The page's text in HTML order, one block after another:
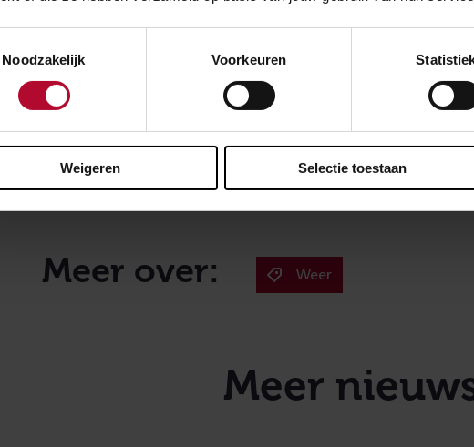
Noodzakelijk
Voorkeuren
Weigeren Selectie toestaan
Sinds 2012 bereiden NS en ProRail zich samen voor op winters
verbeterprogramma Seizoensvoorbereidingen. Duidelijke
en fysieke maatregelen, zoals wisselverwarming, de Landelijk
Meer over: Weer
Meer